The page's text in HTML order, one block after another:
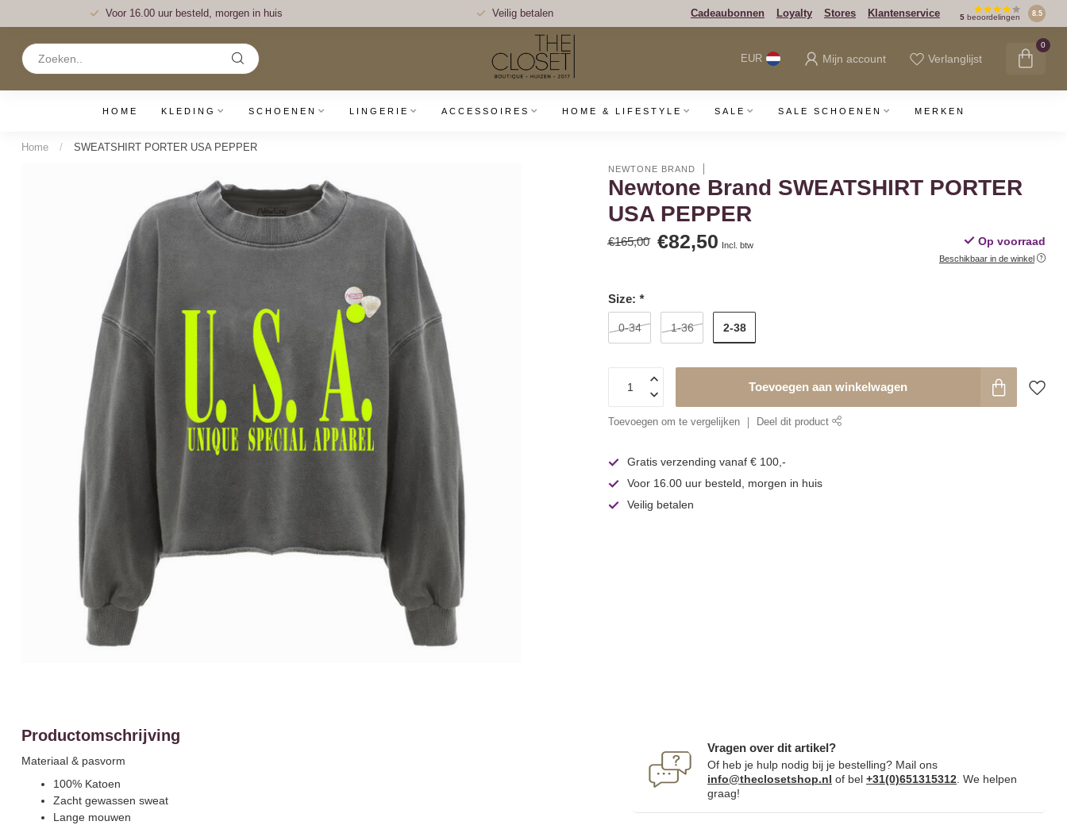
Voor 16.00 uur besteld, morgen in huis Veilig betalen Cadeaubonnen Loyalty Stores Klantenservice 5 beoordelingen 8.5
EUR Mijn account Verlanglijst
0
HOME KLEDING SCHOENEN LINGERIE ACCESSOIRES HOME & LIFESTYLE SALE SALE SCHOENEN MERKEN
Home / SWEATSHIRT PORTER USA PEPPER
NEWTONE BRAND
Newtone Brand SWEATSHIRT PORTER
USA PEPPER
€165,00 €82,50 Incl. btw Op voorraad
Beschikbaar in de winkel
Size:*
0-34 1-36 2-38
Toevoegen aan winkelwagen
Toevoegen om te vergelijken Deel dit product
Gratis verzending vanaf € 100,-
Voor 16.00 uur besteld, morgen in huis
Veilig betalen
Productomschrijving
Materiaal & pasvorm
100% Katoen
Zacht gewassen sweat
Lange mouwen
Vragen over dit artikel?
Of heb je hulp nodig bij je bestelling? Mail ons
info@theclosetshop.nl of bel +31(0)651315312 . We helpen
graag!